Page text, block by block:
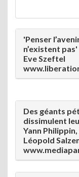
'Penser
n’existent pas'
Eve Szeftel
Des géants
dissimulent
Yann
Léopold